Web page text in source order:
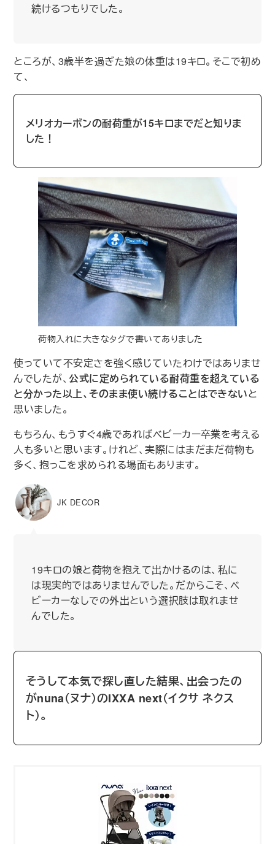
続けるつもりでした。
ところが、3歳半を過ぎた娘の体重は19キロ。そこで初め
て、
メリオカーボンの耐荷重が15キロまでだと知りま
した！
荷物入れに大きなタグで書いてありました
使っていて不安定さを強く感じていたわけではありませ
んでしたが、公式に定められている耐荷重を超えている
と分かった以上、そのまま使い続けることはできないと
思いました。
もちろん、もうすぐ4歳であればベビーカー卒業を考える
人も多いと思います。けれど、実際にはまだまだ荷物も
多く、抱っこを求められる場面もあります。
JK DECOR
19キロの娘と荷物を抱えて出かけるのは、私に
は現実的ではありませんでした。だからこそ、ベ
ビーカーなしでの外出という選択肢は取れませ
んでした。
そうして本気で探し直した結果、出会ったの
がnuna（ヌナ）のIXXA next（イクサ ネクス
ト）。